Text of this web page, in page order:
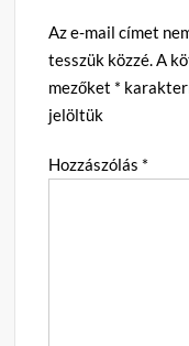
Az e-mail címet
tesszük közzé.A
mezőket *
jelöltük
Hozzászólás *